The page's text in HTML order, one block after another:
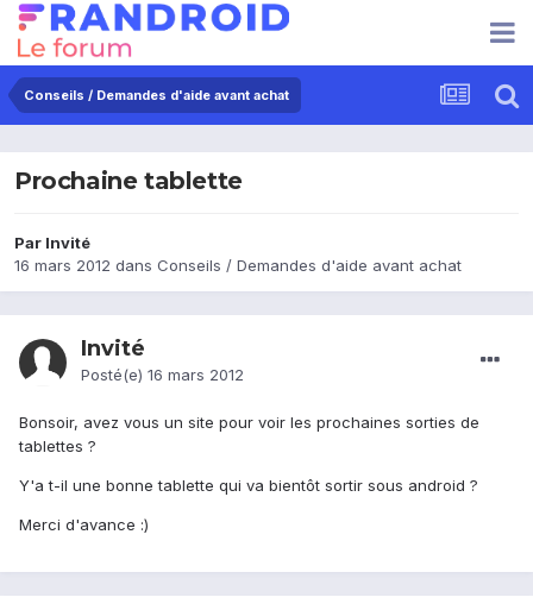
Conseils / Demandes d'aide avant achat
Prochaine tablette
Par Invité
16 mars 2012 dans Conseils / Demandes d'aide avant achat
Invité
Posté(e) 16 mars 2012
Bonsoir, avez vous un site pour voir les prochaines sorties de
tablettes ?
Y'a t-il une bonne tablette qui va bientôt sortir sous android ?
Merci d'avance :)